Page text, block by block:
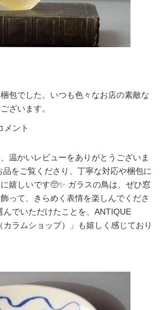
包でした。いつも色々なお店の素敵な
ざいます。
メント
温かいレビューをありがとうございま
をご覧くださり、丁寧な対応や梱包に
嬉しいです🥺✨ ガラスの鳥は、ぜひ窓
って、きらめく表情を楽しんでくださ
でいただけたことを、ANTIQUE
ラムショップ）」も嬉しく感じており